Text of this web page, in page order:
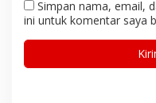
Simpan nama, email,
ini untuk komentar saya